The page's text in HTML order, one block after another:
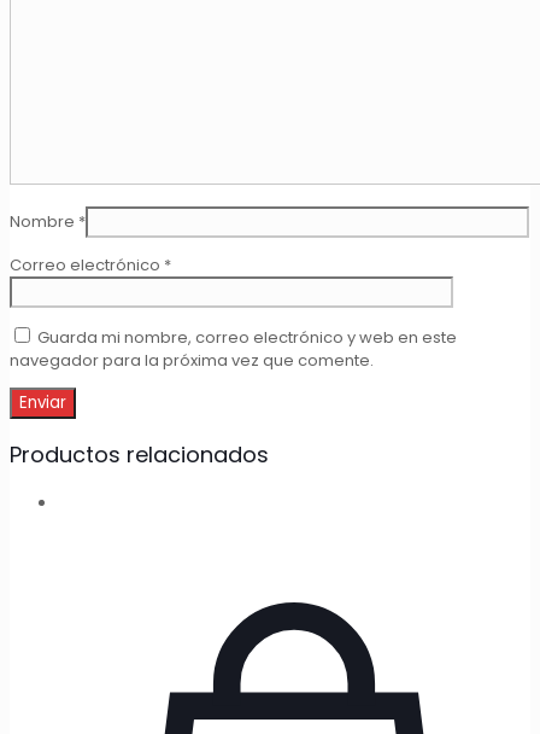
Nombre *
Correo electrónico *
Guarda mi nombre, correo electrónico y web en este
navegador para la próxima vez que comente.
Productos relacionados